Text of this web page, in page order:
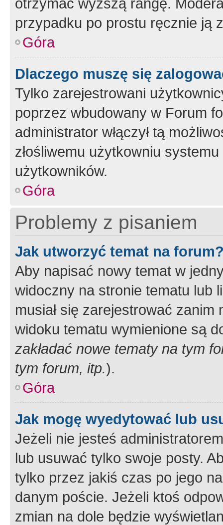
przypadku po prostu ręcznie ją
Góra
Dlaczego muszę się
Tylko zarejestrowani
poprzez wbudowany w Forum
administrator włączył tą
złośliwemu użytkowniu
użytkowników.
Góra
Problemy z pisaniem
Jak utworzyć temat na
Aby napisać nowy temat w
widoczny na stronie tematu lub
musiał się zarejestrować
widoku tematu wymienione są
zakładać nowe tematy na tym
tym forum, itp.).
Góra
Jak mogę wyedytować lub
Jeżeli nie jesteś
lub usuwać tylko swoje posty.
tylko przez jakiś czas po jego
danym poście. Jeżeli ktoś
zmian na dole będzie